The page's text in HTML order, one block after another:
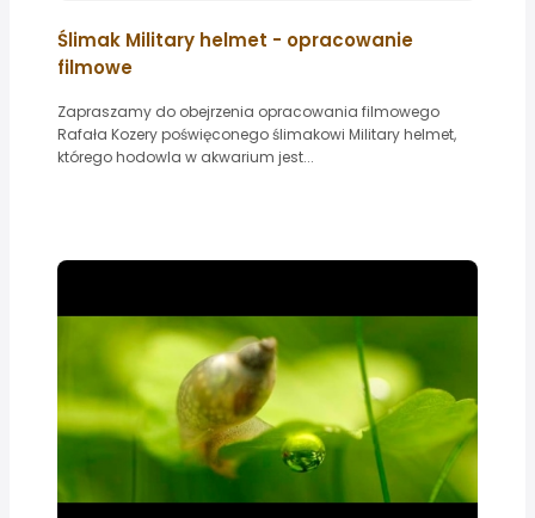
Ślimak Military helmet - opracowanie
filmowe
Zapraszamy do obejrzenia opracowania filmowego
Rafała Kozery poświęconego ślimakowi Military helmet,
którego hodowla w akwarium jest...